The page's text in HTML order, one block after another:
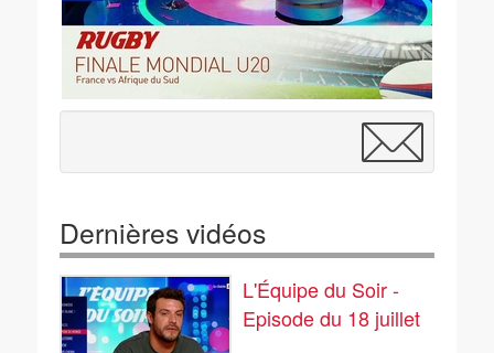
Dernières vidéos
L'Équipe du Soir -
Episode du 18 juillet